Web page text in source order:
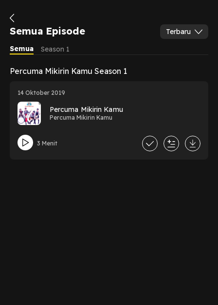
Semua Episode
Terbaru
Semua
Season 1
Percuma Mikirin Kamu Season 1
14 Oktober 2019
Percuma Mikirin Kamu
Percuma Mikirin Kamu
3 Menit